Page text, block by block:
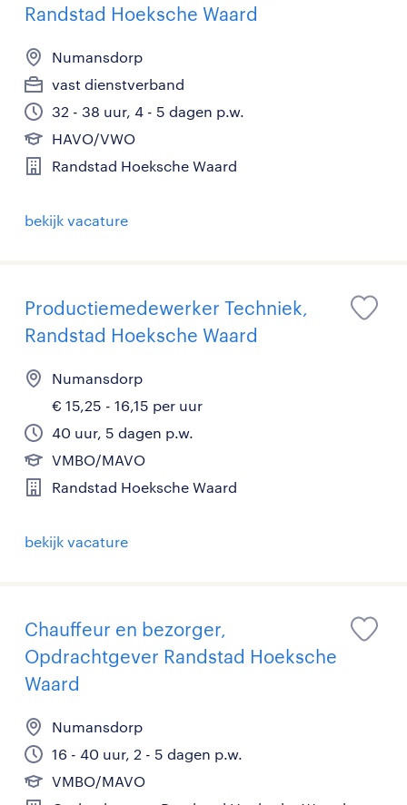
Randstad Hoeksche Waard
Numansdorp
vast dienstverband
32 - 38 uur, 4 - 5 dagen p.w.
HAVO/VWO
Randstad Hoeksche Waard
bekijk vacature
Productiemedewerker Techniek,
Randstad Hoeksche Waard
Numansdorp
€ 15,25 - 16,15 per uur
40 uur, 5 dagen p.w.
VMBO/MAVO
Randstad Hoeksche Waard
bekijk vacature
Chauffeur en bezorger,
Opdrachtgever Randstad Hoeksche
Waard
Numansdorp
16 - 40 uur, 2 - 5 dagen p.w.
VMBO/MAVO